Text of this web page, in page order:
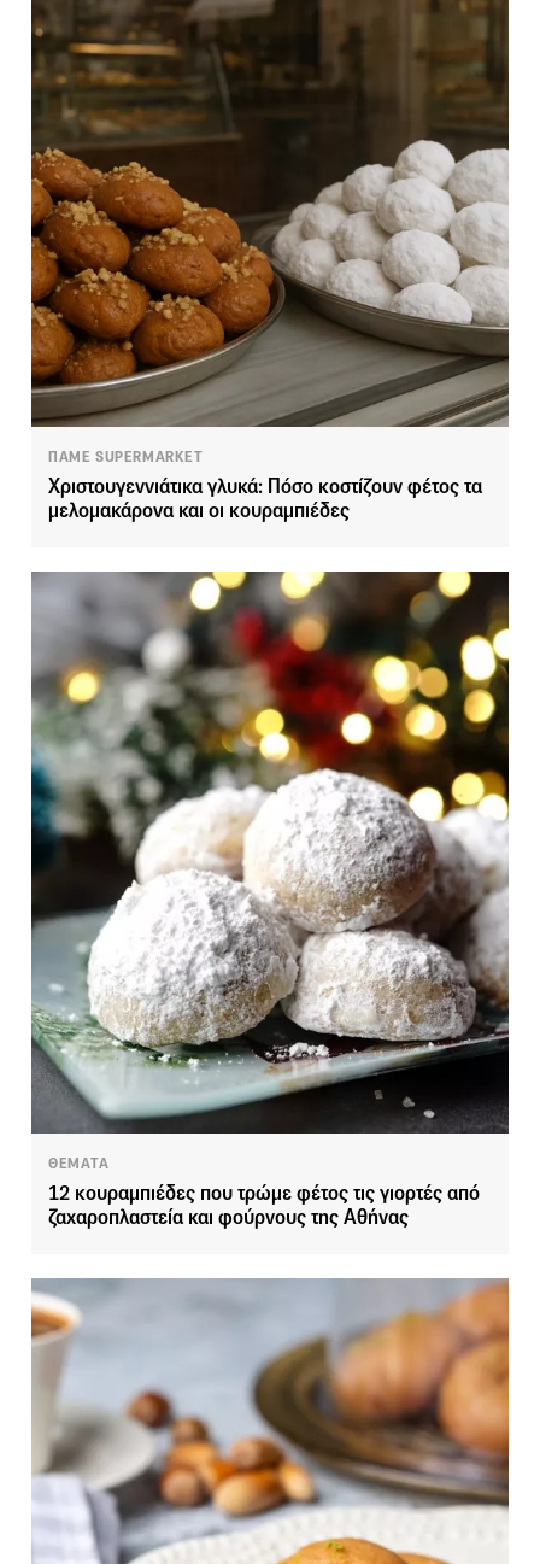
ΠΑΜΕ SUPERMARKET
Χριστουγεννιάτικα γλυκά: Πόσο κοστίζουν φέτος τα
μελομακάρονα και οι κουραμπιέδες
ΘΕΜΑΤΑ
12 κουραμπιέδες που τρώμε φέτος τις γιορτές από
ζαχαροπλαστεία και φούρνους της Αθήνας